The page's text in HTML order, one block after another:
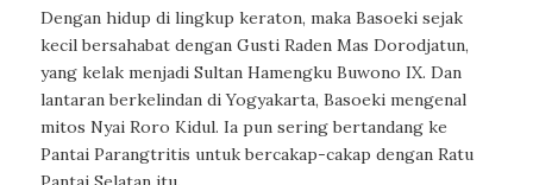
Dengan hidup di lingkup keraton, maka Basoeki sejak
kecil bersahabat dengan Gusti Raden Mas Dorodjatun,
yang kelak menjadi Sultan Hamengku Buwono IX. Dan
lantaran berkelindan di Yogyakarta, Basoeki mengenal
mitos Nyai Roro Kidul. Ia pun sering bertandang ke
Pantai Parangtritis untuk bercakap-cakap dengan Ratu